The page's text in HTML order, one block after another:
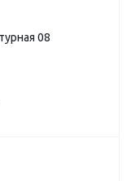
08